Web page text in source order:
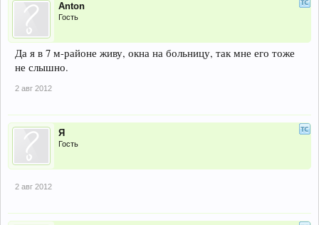
Anton
Гость
Да я в 7 м-районе живу, окна на больницу, так мне его тоже
не слышно.
2 авг 2012
Я
Гость
2 авг 2012